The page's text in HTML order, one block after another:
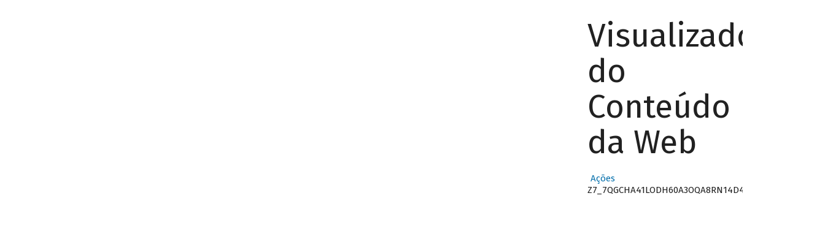
Visualizador
do
Conteúdo
da Web
Ações
Z7_7QGCHA41LODH60A3OQA8RN14D4